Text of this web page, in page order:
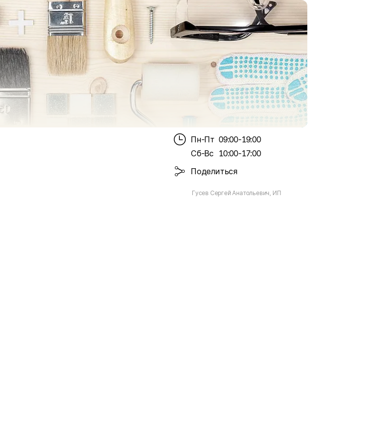
Пн-Пт 09:00-19:00
Сб-Вс 10:00-17:00
Поделиться
Гусев Сергей Анатольевич, ИП